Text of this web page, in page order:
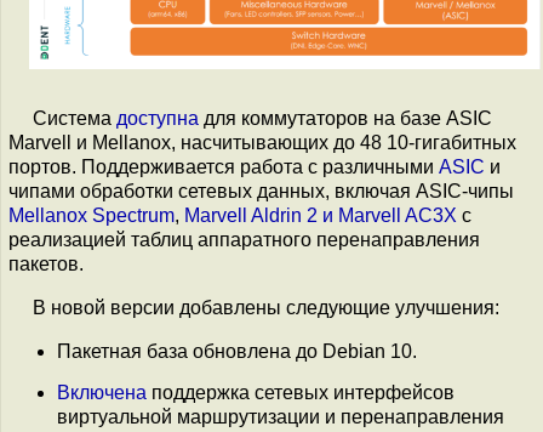
Система доступна для коммутаторов на базе ASIC
Marvell и Mellanox, насчитывающих до 48 10-гигабитных
портов. Поддерживается работа с различными ASIC и
чипами обработки сетевых данных, включая ASIC-чипы
Mellanox Spectrum, Marvell Aldrin 2 и Marvell AC3X с
реализацией таблиц аппаратного перенаправления
пакетов.
В новой версии добавлены следующие улучшения:
Пакетная база обновлена до Debian 10.
Включена поддержка сетевых интерфейсов
виртуальной маршрутизации и перенаправления